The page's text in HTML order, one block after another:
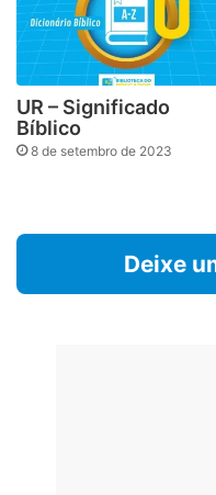
UR – Significado
Bíblico
8 de setembro de 2023
Deixe